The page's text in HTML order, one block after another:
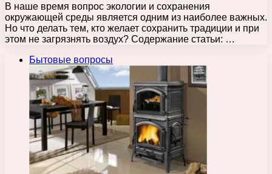
В наше время вопрос экологии и сохранения
окружающей среды является одним из наиболее важных.
Но что делать тем, кто желает сохранить традиции и при
этом не загрязнять воздух? Содержание статьи: …
Бытовые вопросы